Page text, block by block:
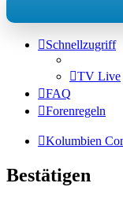
Schnellzugriff
TV Live
FAQ
Forenregeln
Kolumbien
Bestätigen